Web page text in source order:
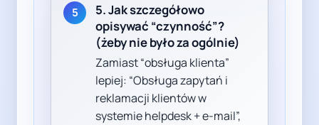
5
5. Jak szczegółowo
opisywać “czynność”?
(żeby nie było za ogólnie)
Zamiast “obsługa klienta”
lepiej: “Obsługa zapytań i
reklamacji klientów w
systemie helpdesk + e-mail”,